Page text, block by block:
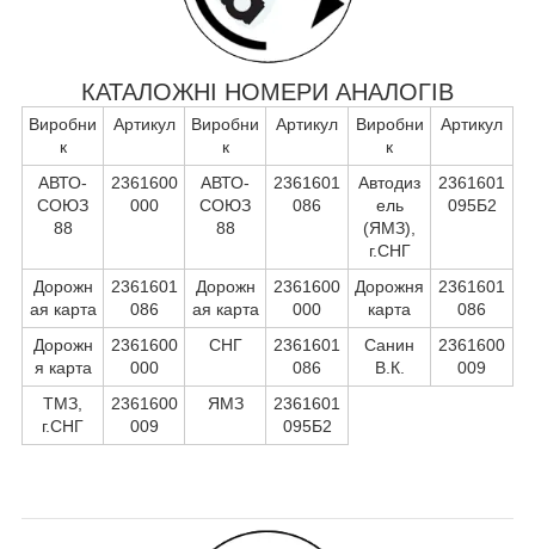
КАТАЛОЖНІ НОМЕРИ АНАЛОГІВ
Виробни
к
Артикул
Виробни
к
Артикул
Виробни
к
Артикул
АВТО-
СОЮЗ
88
2361600
000
АВТО-
СОЮЗ
88
2361601
086
Автодиз
ель
(ЯМЗ),
г.СНГ
2361601
095Б2
Дорожн
ая карта
2361601
086
Дорожн
ая карта
2361600
000
Дорожня
карта
2361601
086
Дорожн
я карта
2361600
000
СНГ
2361601
086
Санин
В.К.
2361600
009
ТМЗ,
г.СНГ
2361600
009
ЯМЗ
2361601
095Б2